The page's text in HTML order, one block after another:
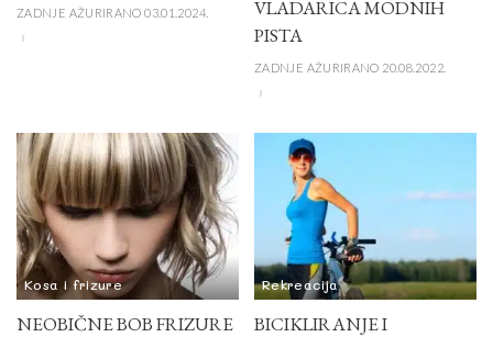
ZADNJE AŽURIRANO 03.01.2024.
VLADARICA MODNIH
PISTA
ZADNJE AŽURIRANO 20.08.2022.
Kosa i frizure
NEOBIČNE BOB FRIZURE
Rekreacija
BICIKLIRANJE I